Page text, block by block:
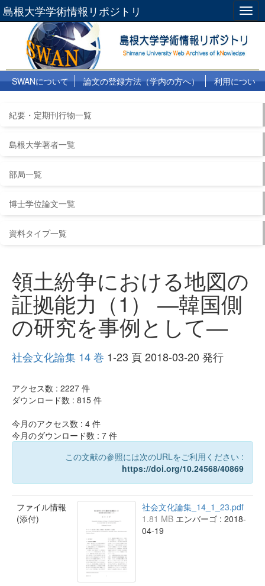
島根大学学術情報リポジトリ
SWANについて 論文の登録方法（学内の方へ）
利用につい
紀要・定期刊行物一覧
島根大学著者一覧
部局一覧
博士学位論文一覧
資料タイプ一覧
領土紛争における地図の
証拠能力（1） ―韓国側
の研究を事例として―
社会文化論集 14 巻 1-23 頁 2018-03-20 発行
アクセス数 : 2227 件
ダウンロード数 : 815 件
今月のアクセス数 : 4 件
今月のダウンロード数 : 7 件
この文献の参照には次のURLをご利用ください :
https://doi.org/10.24568/40869
ファイル情報
(添付)
社会文化論集_14_1_23.pdf
1.81 MB エンバーゴ : 2018-
04-19